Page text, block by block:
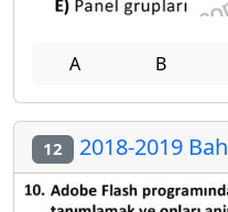
A B
12 2018-2019